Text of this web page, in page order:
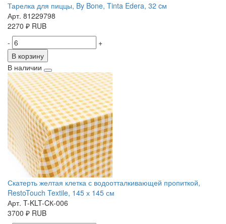
Тарелка для пиццы, By Bone, Tinta Edera, 32 cм
Арт. 81229798
2270 ₽ RUB
-
+
В корзину
В наличии
Скатерть желтая клетка с водоотталкивающей пропиткой,
RestoTouch Textile, 145 х 145 см
Арт. T-KLT-CК-006
3700 ₽ RUB